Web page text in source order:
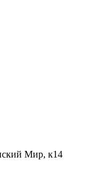
Мир, к14